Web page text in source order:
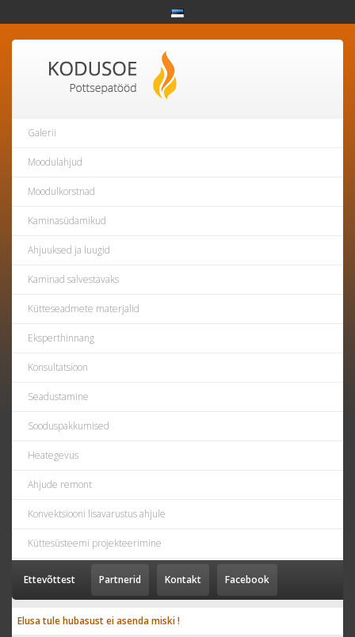
Galerii
Moodulahjud
Moodulkorstnad
Kaminasüdamikud
Ahjuuksed ja luugid
Kaminad salvestavaks
Kütteseadmete materjalid
Eksperthinnang
Konsultatsioon
Seadustamine
Sooduspakkumised
Heategevus
Ahjude remont
Konvektsiooni lisavarustus ahjule
Küttesüsteemi projekteerimine
Ettevõttest Partnerid Kontakt Facebook
Elusa tule hubasust ei asenda miski !